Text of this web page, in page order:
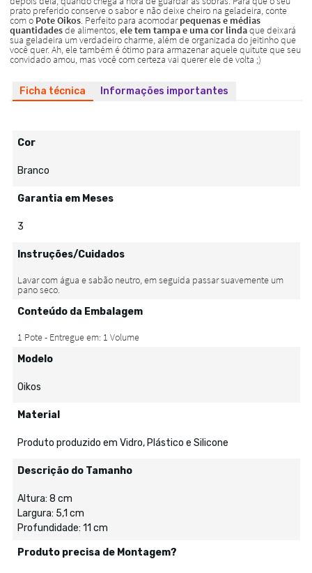
Ficha técnica Informações importantes
Cor
Branco
Garantia em Meses
3
Instruções/Cuidados
Conteúdo da Embalagem
Modelo
Oikos
Material
Produto produzido em Vidro, Plástico e Silicone
Descrição do Tamanho
Altura: 8 cm
Largura: 5,1 cm
Profundidade: 11 cm
Produto precisa de Montagem?